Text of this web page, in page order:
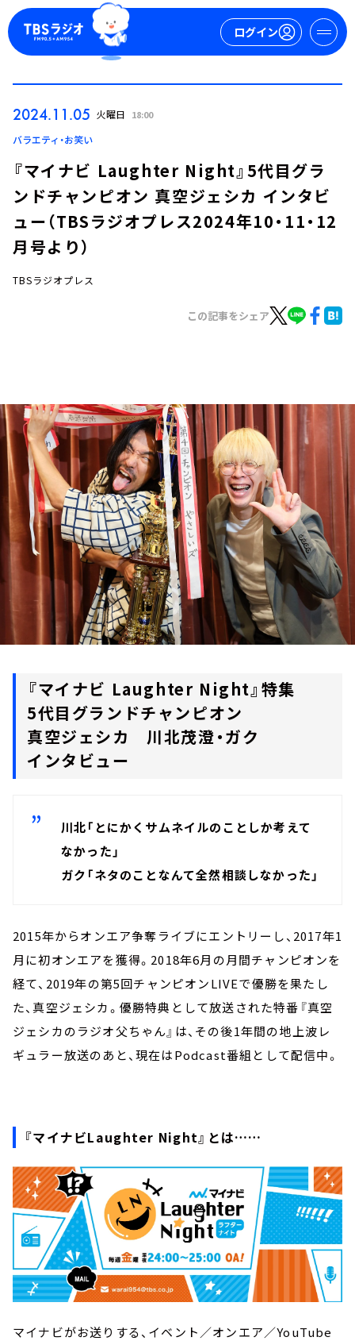
ログイン
ログイン
今日の番組表
YouTube
会社情報
2024.11.05 火曜日 18:00
バラエティ・お笑い
『マイナビ Laughter Night』5代目グラ
ンドチャンピオン 真空ジェシカ インタビ
ュー（TBSラジオプレス2024年10・11・12
月号より）
TBSラジオプレス
この記事をシェア
『マイナビ Laughter Night』特集
5代目グランドチャンピオン
真空ジェシカ 川北茂澄・ガク
インタビュー
川北「とにかくサムネイルのことしか考えて
なかった」
ガク「ネタのことなんて全然相談しなかった」
2015年からオンエア争奪ライブにエントリーし、2017年1
月に初オンエアを獲得。2018年6月の月間チャンピオンを
経て、2019年の第5回チャンピオンLIVEで優勝を果たし
た、真空ジェシカ。優勝特典として放送された特番『真空
ジェシカのラジオ父ちゃん』は、その後1年間の地上波レ
ギュラー放送のあと、現在はPodcast番組として配信中。
『マイナビLaughter Night』とは……
マイナビがお送りする、イベント／オンエア／YouTube